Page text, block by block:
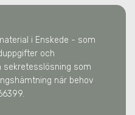
i Enskede - som
och
sekretesslösning som
när behov